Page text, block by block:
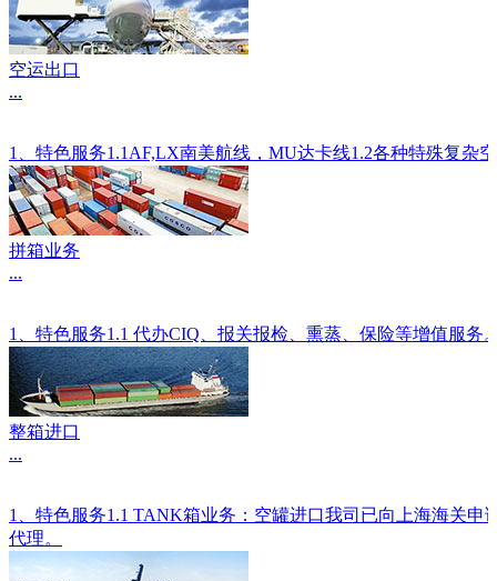
空运出口
...
1、特色服务1.1AF,LX南美航线，MU达卡线1.2各种特殊复杂
拼箱业务
...
1、特色服务1.1 代办CIQ、报关报检、熏蒸、保险等增值服
整箱进口
...
1、特色服务1.1 TANK箱业务：空罐进口我司已向上海海关
代理。